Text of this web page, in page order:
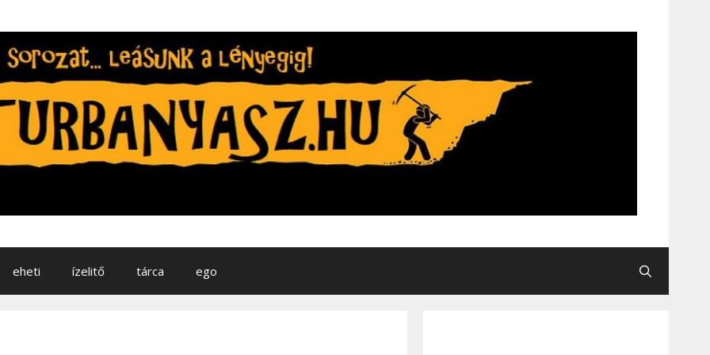
eheti ízelitő tárca ego